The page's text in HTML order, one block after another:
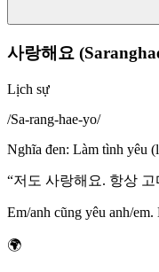
사랑해요
Lịch sự
/Sa-rang-hae-yo/
Nghĩa đen: Làm tình yêu
“저도 사랑해요. 항상 고
Em/anh cũng yêu anh/
🌍